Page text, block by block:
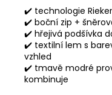
✔️ technologie
✔️ boční zip +
✔️ hřejivá podšívka
✔️ textilní lem s
vzhled
✔️ tmavě modré
kombinuje